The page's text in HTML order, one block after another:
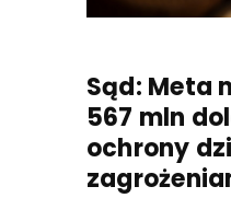
Sąd: Meta
567 mln
ochrony